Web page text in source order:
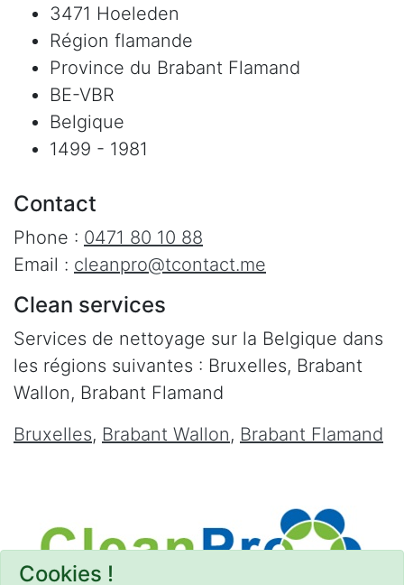
Cookies !
3471 Hoeleden
Région flamande
Province du Brabant Flamand
BE-VBR
Belgique
1499 - 1981
Contact
Phone : 0471 80 10 88
Email : cleanpro@tcontact.me
Clean services
Services de nettoyage sur la Belgique dans
les régions suivantes : Bruxelles, Brabant
Wallon, Brabant Flamand
Bruxelles, Brabant Wallon, Brabant Flamand